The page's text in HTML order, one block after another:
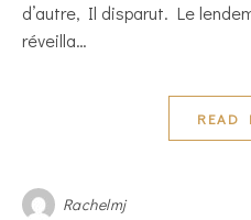
d’autre, Il disparut. Le
réveilla…
READ
Rachelmj